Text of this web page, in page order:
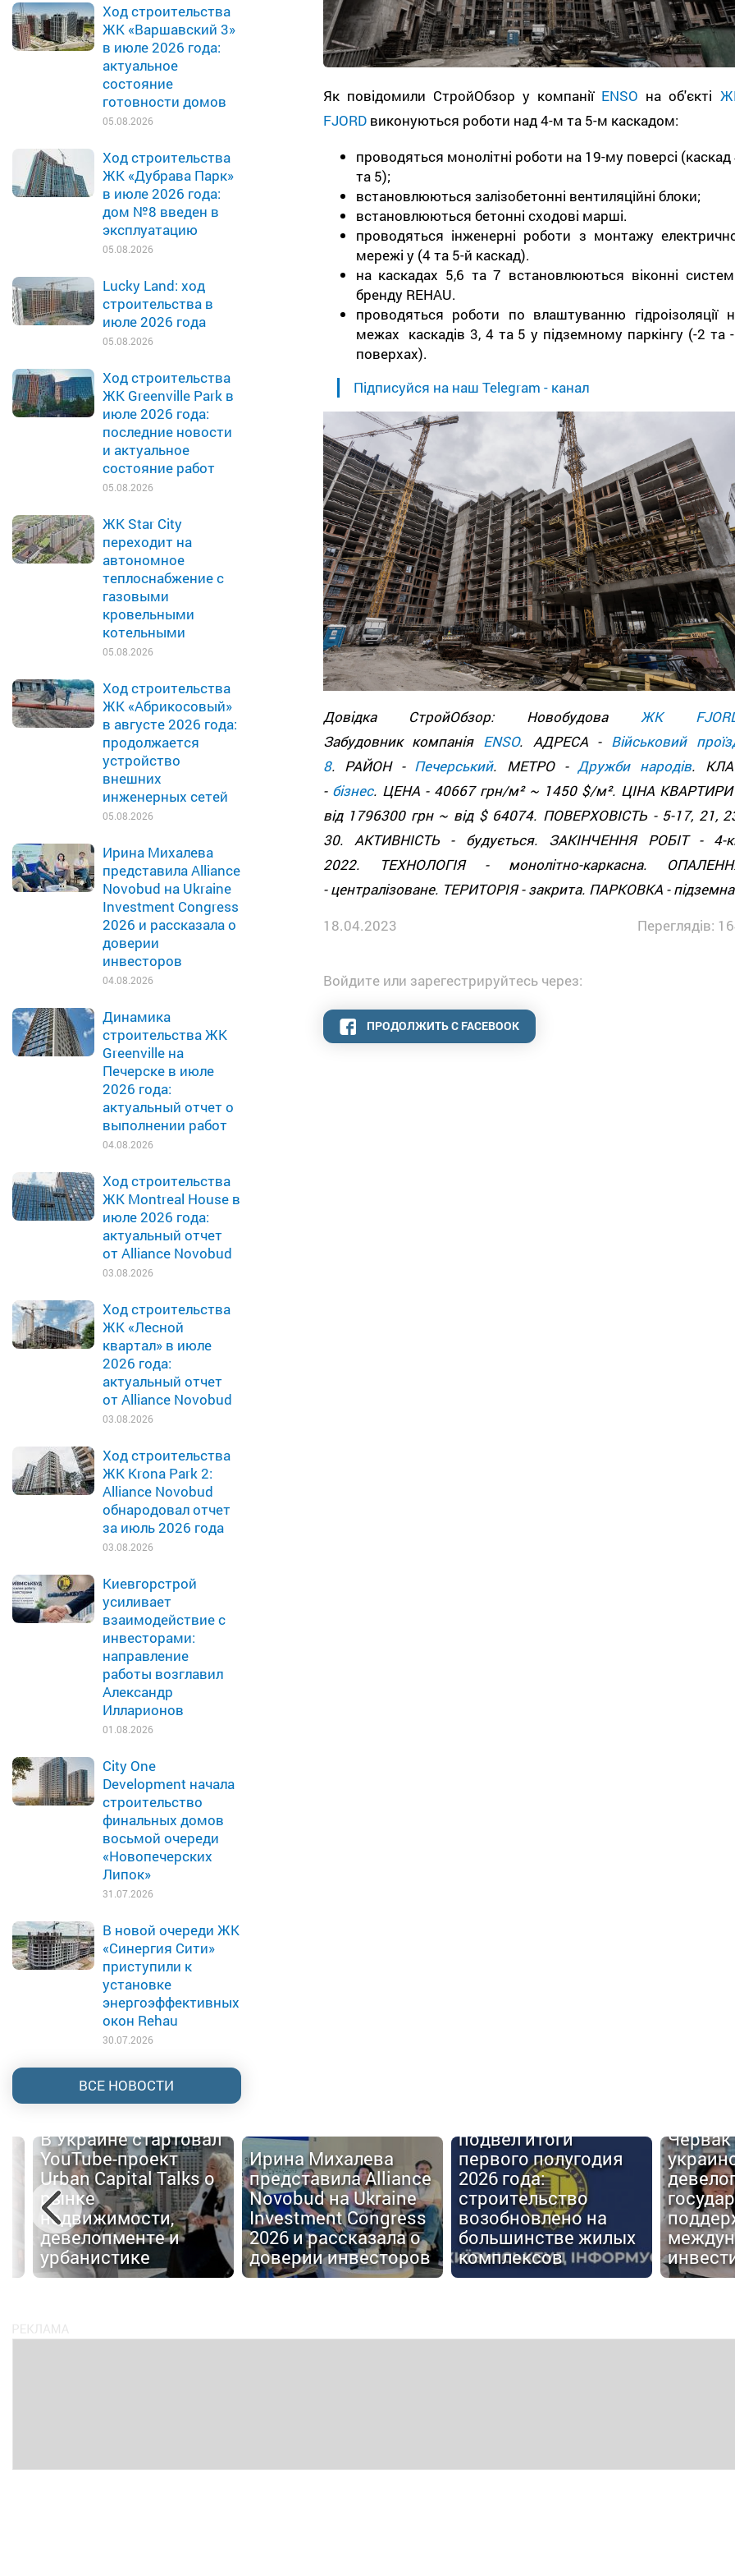
Ход строительства
ЖК «Варшавский 3»
в июле 2026 года:
актуальное
состояние
готовности домов
05.08.2026
Ход строительства
ЖК «Дубрава Парк»
в июле 2026 года:
дом №8 введен в
эксплуатацию
05.08.2026
Lucky Land: ход
строительства в
июле 2026 года
05.08.2026
Ход строительства
ЖК Greenville Park в
июле 2026 года:
последние новости
и актуальное
состояние работ
05.08.2026
ЖК Star City
переходит на
автономное
теплоснабжение с
газовыми
кровельными
котельными
05.08.2026
Ход строительства
ЖК «Абрикосовый»
в августе 2026 года:
продолжается
устройство
внешних
инженерных сетей
05.08.2026
Ирина Михалева
представила Alliance
Novobud на Ukraine
Investment Congress
2026 и рассказала о
доверии
инвесторов
04.08.2026
Динамика
строительства ЖК
Greenville на
Печерске в июле
2026 года:
актуальный отчет о
выполнении работ
04.08.2026
Ход строительства
ЖК Montreal House в
июле 2026 года:
актуальный отчет
от Alliance Novobud
03.08.2026
Ход строительства
ЖК «Лесной
квартал» в июле
2026 года:
актуальный отчет
от Alliance Novobud
03.08.2026
Ход строительства
ЖК Krona Park 2:
Alliance Novobud
обнародовал отчет
за июль 2026 года
03.08.2026
Киевгорстрой
усиливает
взаимодействие с
инвесторами:
направление
работы возглавил
Александр
Илларионов
01.08.2026
City One
Development начала
строительство
финальных домов
восьмой очереди
«Новопечерских
Липок»
31.07.2026
В новой очереди ЖК
«Синергия Сити»
приступили к
установке
энергоэффективных
окон Rehau
30.07.2026
ВСЕ НОВОСТИ
Як повідомили СтройОбзор у компанії ENSO на об'єкті
FJORDвиконуються роботи над 4-м та 5-м каскадом:
проводяться монолітні роботи на 19-му поверсі (каскад
та 5);
встановлюються залізобетонні вентиляційні блоки;
встановлюються бетонні сходові марші.
проводяться інженерні роботи з монтажу
мережі у (4 та 5-й каскад).
на каскадах 5,6 та 7 встановлюються віконні
бренду REHAU.
проводяться роботи по влаштуванню гідроізоляції
межах каскадів 3, 4 та 5 у підземному паркінгу (-2 та
поверхах).
Підписуйся на наш Telegram - канал
Довідка СтройОбзор: Новобудова ЖК
Забудовник компанія ENSO. АДРЕСА - Військовий
8. РАЙОН - Печерський. МЕТРО -Дружби народів.
- бізнес. ЦЕНА - 40667 грн/м² ~ 1450 $/м². ЦІНА
від 1796300 грн ~ від $ 64074. ПОВЕРХОВІСТЬ - 5-17, 21,
30. АКТИВНІСТЬ - будується. ЗАКІНЧЕННЯ РОБІТ - 4-
2022. ТЕХНОЛОГІЯ - монолітно-каркасна.
- централізоване. ТЕРИТОРІЯ - закрита. ПАРКОВКА -
18.04.2023
Переглядів:
Войдите или зарегестрируйтесь через:
ПРОДОЛЖИТЬ С FACEBOOK
В Украине стартовал
YouTube-проект
Urban Capital Talks о
рынке
недвижимости,
девелопменте и
урбанистике
Ирина Михалева
представила Alliance
Novobud на Ukraine
Investment Congress
2026 и рассказала о
доверии инвесторов
подвел итоги
первого полугодия
2026 года:
строительство
возобновлено на
большинстве жилых
комплексов